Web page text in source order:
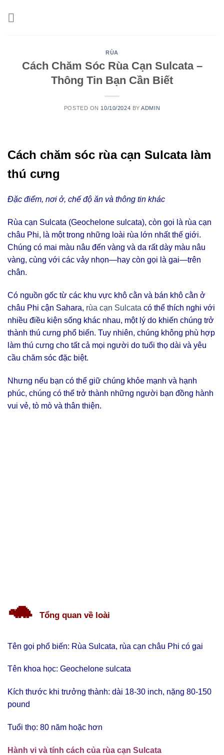
RÙA
Cách Chăm Sóc Rùa Cạn Sulcata –
Thông Tin Bạn Cần Biết
POSTED ON 10/10/2024 BYADMIN
Cách chăm sóc rùa cạn Sulcata làm
thú cưng
Đặc điểm, nơi ở, chế độ ăn và thông tin khác
Rùa cạn Sulcata (Geochelone sulcata), còn gọi là rùa cạn
châu Phi, là một trong những loài rùa lớn nhất thế giới.
Chúng có mai màu nâu đến vàng và da rất dày màu nâu
vàng, cùng với các vảy nhọn—hay còn gọi là gai—trên
chân.
Có nguồn gốc từ các khu vực khô cằn và bán khô cằn ở
châu Phi cận Sahara, rùa cạn Sulcata có thể thích nghi với
nhiều điều kiện sống khác nhau, một lý do khiến chúng trở
thành thú cưng phổ biến. Tuy nhiên, chúng không phù hợp
làm thú cưng cho tất cả mọi người do tuổi thọ dài và yêu
cầu chăm sóc đặc biệt.
Nhưng nếu bạn có thể giữ chúng khỏe mạnh và hạnh
phúc, chúng có thể trở thành những người bạn đồng hành
vui vẻ, tò mò và thân thiện.
🐢 Tổng quan về loài
Tên gọi phổ biến: Rùa Sulcata, rùa cạn châu Phi có gai
Tên khoa học: Geochelone sulcata
Kích thước khi trưởng thành: dài 18-30 inch, nặng 80-150
pound
Tuổi thọ: 80 năm hoặc hơn
Hành vi và tính cách của rùa cạn Sulcata